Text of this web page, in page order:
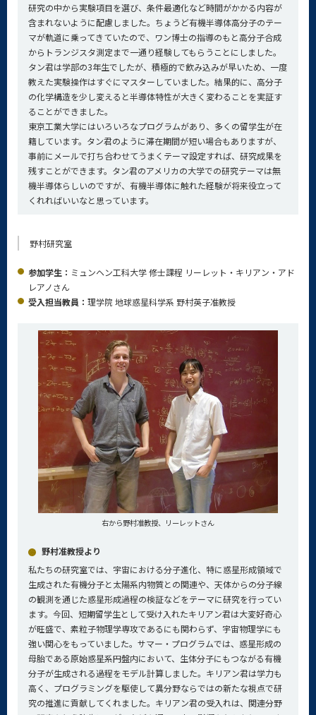
研究の中から実験項目を選び、条件最適化など時間がかかる内容が
含まれないように配慮しました。ちょうど有機半導体高分子のテー
マが軌道に乗ってきていたので、ワン博士の指導のもと高分子合成
からトランジスタ測定まで一通り経験してもらうことにしました。
タン君は学部の3年生でしたが、積極的で飲み込みが早いため、一度
教えた実験操作はすぐにマスターしていました。結果的に、高分子
の化学構造を少し変えると半導体特性が大きく変わることを実証す
ることができました。
東京工業大学にはいろいろなプログラムがあり、多くの留学生が在
籍しています。タン君のように滞在期間が短い場合もありますが、
事前にメールで打ち合わせてうまくテーマ設定すれば、研究成果を
残すことができます。タン君のアメリカの大学での研究テーマは無
機半導体らしいのですが、有機半導体に触れた経験が将来役立って
くれればいいなと思っています。
野村研究室
参加学生： ミュンヘン工科大学 修士課程 リーレット・キリアン・アド
レアノさん
受入担当教員： 理学院 地球惑星科学系 野村英子准教授
右から野村准教授、リーレットさん
野村准教授より
私たちの研究室では、宇宙における分子進化、特に惑星形成領域で
生成された有機分子と太陽系内物質との関連や、天体からの分子線
の観測を通じた惑星形成過程の検証などをテーマに研究を行ってい
ます。今回、短期留学生として受け入れたキリアン君は大変好奇心
が旺盛で、素粒子物理学専攻であるにも関わらず、宇宙物理学にも
強い関心をもっていました。サマー・プログラムでは、惑星形成の
母胎である原始惑星系円盤内において、生体分子にもつながる有機
分子が生成される過程をモデル計算しました。キリアン君は学力も
高く、プログラミングを駆使して異分野ならではの新たな視点で研
究の推進に貢献してくれました。キリアン君の受入れは、関連分野